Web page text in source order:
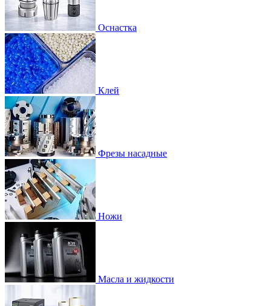
Оснастка
Клей
Фрезы насадные
Ножи
Масла и жидкости